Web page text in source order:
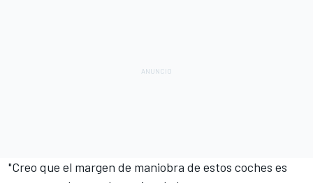
"Creo que el margen de maniobra de estos coches es